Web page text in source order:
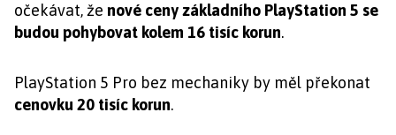
očekávat, že nové ceny základního PlayStation 5 se
budou pohybovat kolem 16 tisíc korun.
PlayStation 5 Pro bez mechaniky by měl překonat
cenovku 20 tisíc korun.